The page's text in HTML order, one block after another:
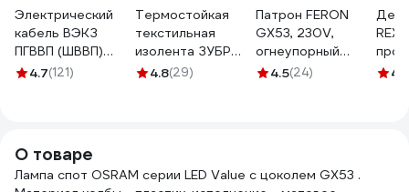
Электрический
кабель ВЭКЗ
ПГВВП (ШВВП)
2x1,5 мм2 ГОСТ
4.7(121)
Термостойкая
текстильная
изолента ЗУБР
Авто-Жгут 19 мм х
4.8(29)
Патрон FERON
GX53, 230V,
огнеупорный
пластик, медь,
4.5(24) 4.2
О товаре
Лампа спот OSRAM серии LED Value с цоколем GX53 .